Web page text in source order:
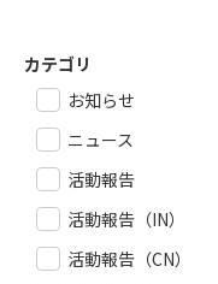
カテゴリ
お知らせ
ニュース
活動報告
活動報告（IN）
活動報告（CN）